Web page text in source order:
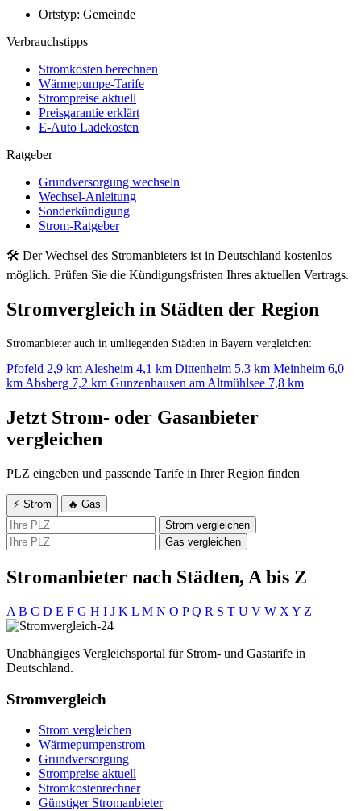
Ortstyp: Gemeinde
Verbrauchstipps
Stromkosten berechnen
Wärmepumpe-Tarife
Strompreise aktuell
Preisgarantie erklärt
E-Auto Ladekosten
Ratgeber
Grundversorgung wechseln
Wechsel-Anleitung
Sonderkündigung
Strom-Ratgeber
🛠 Der Wechsel des Stromanbieters ist in Deutschland kostenlos
möglich. Prüfen Sie die Kündigungsfristen Ihres aktuellen Vertrags.
Stromvergleich in Städten der Region
Stromanbieter auch in umliegenden Städten in Bayern vergleichen:
Pfofeld 2,9 km Alesheim 4,1 km Dittenheim 5,3 km Meinheim 6,0
km Absberg 7,2 km Gunzenhausen am Altmühlsee 7,8 km
Jetzt Strom- oder Gasanbieter
vergleichen
PLZ eingeben und passende Tarife in Ihrer Region finden
⚡ Strom
🔥 Gas
Strom vergleichen
Gas vergleichen
Stromanbieter nach Städten, A bis Z
A B C D E F G H I J K L M N O P Q R S T U V W X Y Z
Unabhängiges Vergleichsportal für Strom- und Gastarife in
Deutschland.
Stromvergleich
Strom vergleichen
Wärmepumpenstrom
Grundversorgung
Strompreise aktuell
Stromkostenrechner
Günstiger Stromanbieter